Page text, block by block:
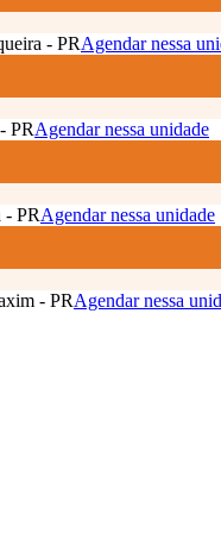
- PRAgendar nessa
PRAgendar nessa unidade
- PRAgendar nessa unidade
- PRAgendar nessa